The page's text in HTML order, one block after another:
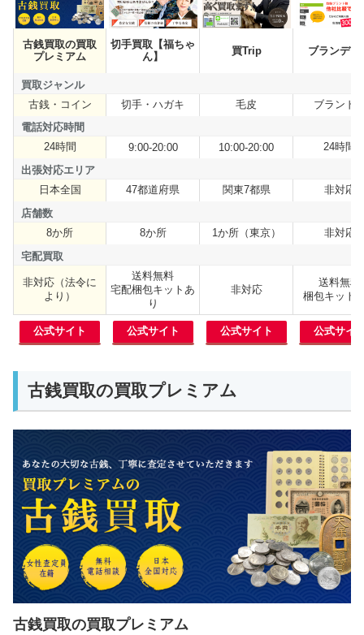
商品名
買取ジャンル
買取ジャンル
電話対応時間
電話対応時間
出張対応エリア
出張対応エリア
店舗数
店舗数
宅配買取
宅配買取
古銭買取の買取
プレミアム
古銭・コイン
24時間
日本全国
8か所
非対応（法令に
より）
公式サイト
切手買取【福ちゃ
ん】
切手・ハガキ
9:00-20:00
47都道府県
8か所
送料無料
宅配梱包キットあ
り
公式サイト
買Trip
毛皮
10:00-20:00
関東7都県
1か所（東京）
非対応
公式サイト
ブランディ
ブランド
24時間
非対応
非対応
送料無料
梱包キット
公式サイ
古銭買取の買取プレミアム
古銭買取の買取プレミアム